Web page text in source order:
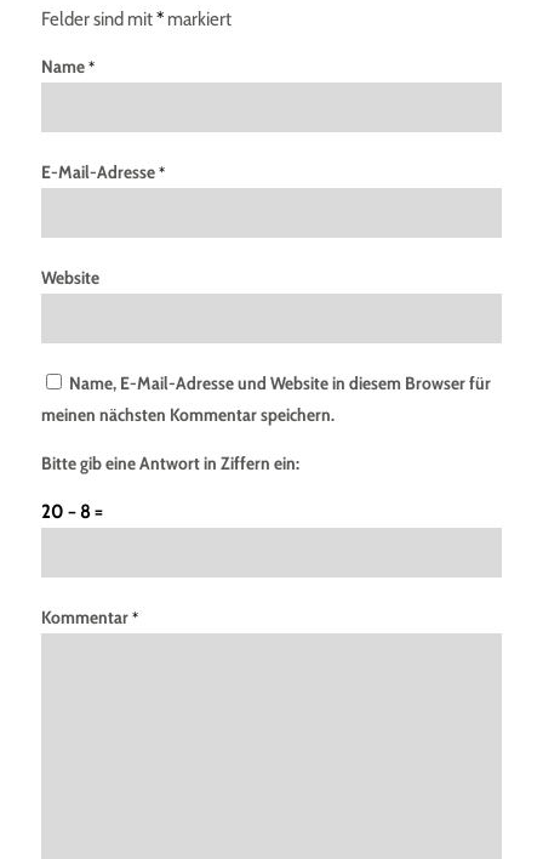
Felder sind mit*markiert
Name*
E-Mail-Adresse*
Website
Name, E-Mail-Adresse und Website in diesem Browser für
meinen nächsten Kommentar speichern.
Bitte gib eine Antwort in Ziffern ein:
20 − 8 =
Kommentar*